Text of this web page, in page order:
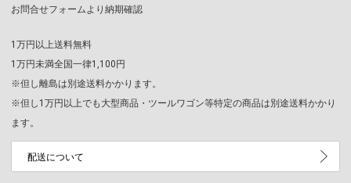
お問合せフォームより納期確認
1万円以上送料無料
1万円未満全国一律1,100円
※但し離島は別途送料かかります。
※但し1万円以上でも大型商品・ツールワゴン等特定の商品は別途送料かかり
ます。
配送について